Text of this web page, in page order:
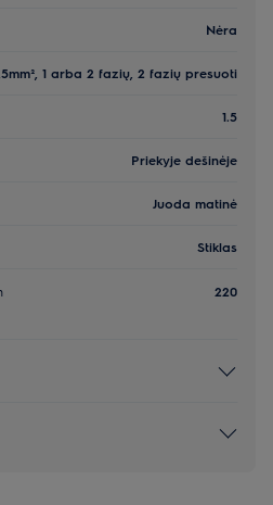
Nėra
1 arba 2 fazių, 2 fazių presuoti
1.5
Priekyje dešinėje
Juoda matinė
Stiklas
220